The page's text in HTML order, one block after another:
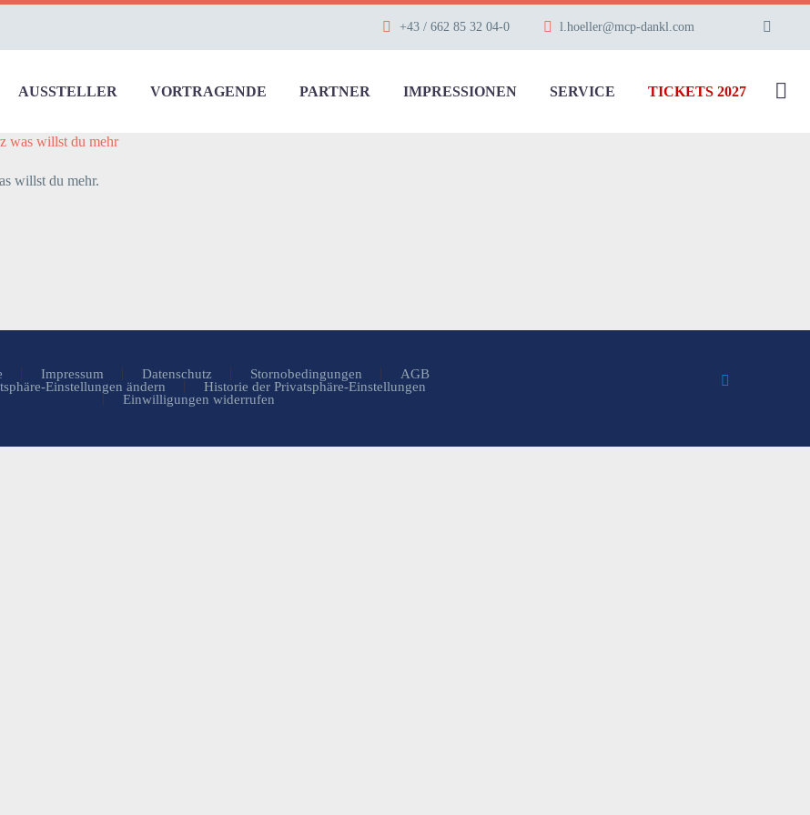
+43 / 662 85 32 04-0 l.hoeller@mcp-dankl.com
AUSSTELLER VORTRAGENDE PARTNER IMPRESSIONEN SERVICE TICKETS 2027
was willst du mehr
willst du mehr.
Impressum Datenschutz Stornobedingungen
AGB
Einstellungen ändern
Historie der Privatsphäre-Einstellungen
Einwilligungen widerrufen